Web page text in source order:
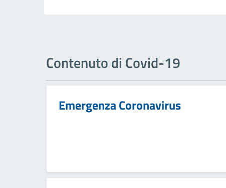
Contenuto di Covid-19
Emergenza Coronavirus